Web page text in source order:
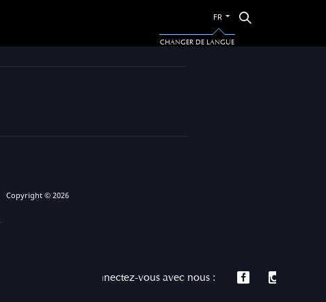
CHANGER DE LANGUE
Passer
à
l’autre
FR
Copyright © 2026